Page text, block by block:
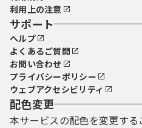
利用上の注意
サポート
ヘルプ
よくあるご質問
お問い合わせ
プライバシーポリシー
ウェブアクセシビリティ
配色変更
本サービスの配色を変更する